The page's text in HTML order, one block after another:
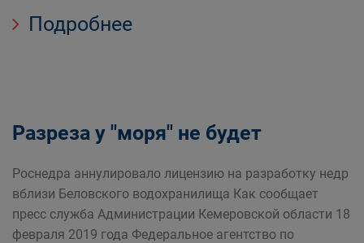
Подробнее
Разреза у "моря" не будет
Роснедра аннулировало лицензию на разработку недр
вблизи Беловского водохранилища Как сообщает
пресс служба Администрации Кемеровской области 18
февраля 2019 года Федеральное агентство по